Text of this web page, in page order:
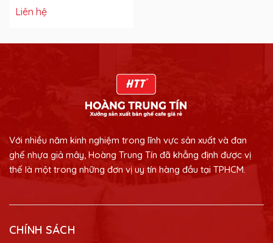
Liên hệ
Với nhiều năm kinh nghiệm trong lĩnh vực sản xuất và đan
ghế nhựa giả mây, Hoàng Trung Tín đã khẳng định được vị
thế là một trong những đơn vị uy tín hàng đầu tại TPHCM.
CHÍNH SÁCH